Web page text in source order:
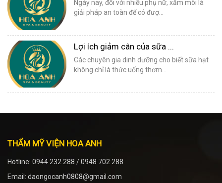
Ngày nay, đối với nhiều phụ nữ, xăm môi là
giải pháp an toàn để có đượ...
Lợi ích giảm cân của sữa ...
Các chuyên gia dinh dưỡng cho biết sữa hạt
không chỉ là thức uống thơm...
THẨM MỸ VIỆN HOA ANH
Hotline: 0944 232 288 / 0948 702 288
Email: daongocanh0808@gmail.com